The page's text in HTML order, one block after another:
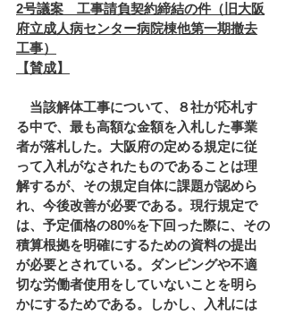
2号議案　工事請負契約締結の件（旧大阪
府立成人病センター病院棟他第一期撤去
工事）
【賛成】
当該解体工事について、８社が応札す
る中で、最も高額な金額を入札した事業
者が落札した。大阪府の定める規定に従
って入札がなされたものであることは理
解するが、その規定自体に課題が認めら
れ、今後改善が必要である。現行規定で
は、予定価格の80%を下回った際に、その
積算根拠を明確にするための資料の提出
が必要とされている。ダンピングや不適
切な労働者使用をしていないことを明ら
かにするためである。しかし、入札には